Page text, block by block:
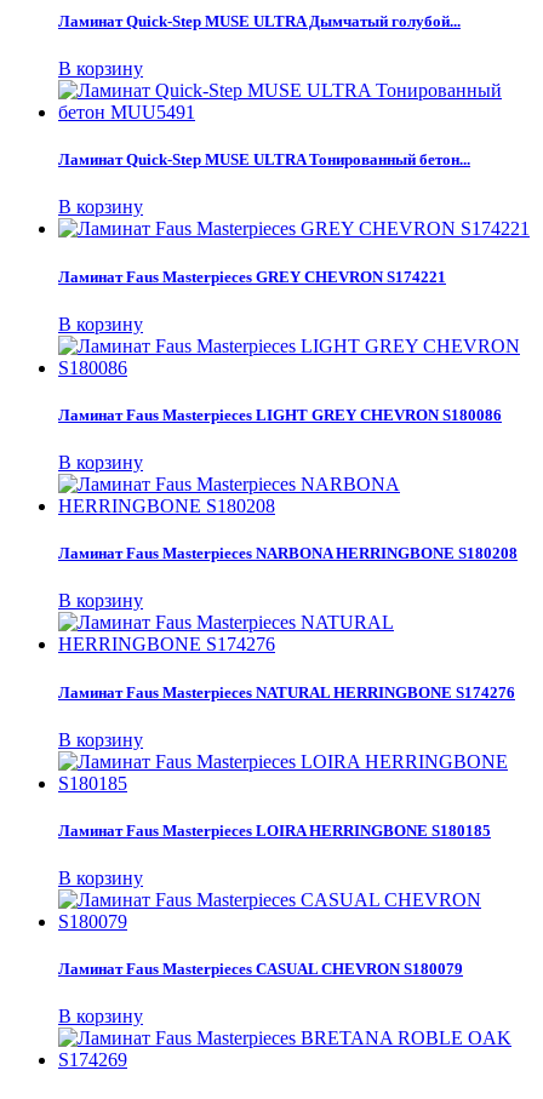
Ламинат Quick-Step MUSE ULTRA Дымчатый голубой...
В корзину
Ламинат Quick-Step MUSE ULTRA Тонированный бетон...
В корзину
Ламинат Faus Masterpieces GREY CHEVRON S174221
В корзину
Ламинат Faus Masterpieces LIGHT GREY CHEVRON S180086
В корзину
Ламинат Faus Masterpieces NARBONA HERRINGBONE S180208
В корзину
Ламинат Faus Masterpieces NATURAL HERRINGBONE S174276
В корзину
Ламинат Faus Masterpieces LOIRA HERRINGBONE S180185
В корзину
Ламинат Faus Masterpieces CASUAL CHEVRON S180079
В корзину